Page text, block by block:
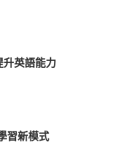
英語能力
習新模式